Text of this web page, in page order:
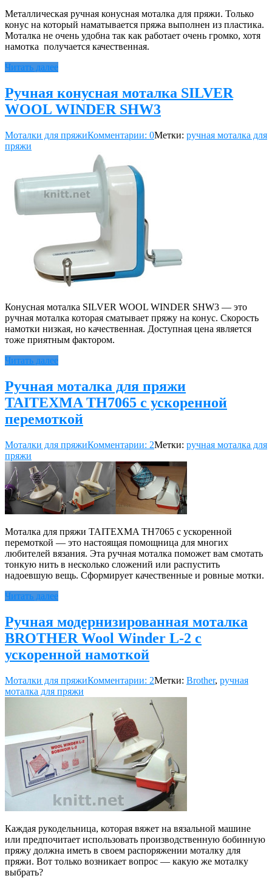
Металлическая ручная конусная моталка для пряжи. Только
конус на который наматывается пряжа выполнен из пластика.
Моталка не очень удобна так как работает очень громко, хотя
намотка получается качественная.
Читать далее
Ручная конусная моталка SILVER
WOOL WINDER SHW3
Моталки для пряжиКомментарии: 0Метки: ручная моталка для
пряжи
Конусная моталка SILVER WOOL WINDER SHW3 — это
ручная моталка которая сматывает пряжу на конус. Скорость
намотки низкая, но качественная. Доступная цена является
тоже приятным фактором.
Читать далее
Ручная моталка для пряжи
TAITEXMA TH7065 с ускоренной
перемоткой
Моталки для пряжиКомментарии: 2Метки: ручная моталка для
пряжи
Моталка для пряжи TAITEXMA TH7065 с ускоренной
перемоткой — это настоящая помощница для многих
любителей вязания. Эта ручная моталка поможет вам смотать
тонкую нить в несколько сложений или распустить
надоевшую вещь. Сформирует качественные и ровные мотки.
Читать далее
Ручная модернизированная моталка
BROTHER Wool Winder L-2 с
ускоренной намоткой
Моталки для пряжиКомментарии: 2Метки: Brother, ручная
моталка для пряжи
Каждая рукодельница, которая вяжет на вязальной машине
или предпочитает использовать производственную бобинную
пряжу должна иметь в своем распоряжении моталку для
пряжи. Вот только возникает вопрос — какую же моталку
выбрать?